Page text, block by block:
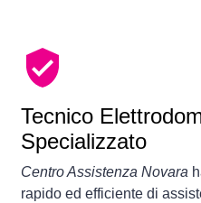
Tecnico
Specializzato
Centro Assistenza Novara
rapido ed efficiente di